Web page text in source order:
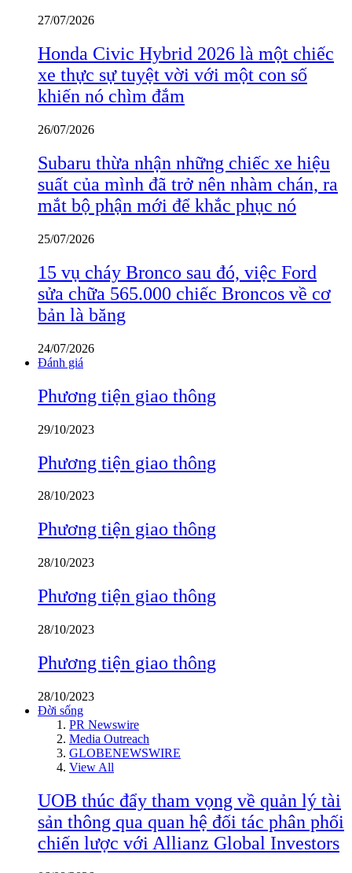
27/07/2026
Honda Civic Hybrid 2026 là một chiếc
xe thực sự tuyệt vời với một con số
khiến nó chìm đắm
26/07/2026
Subaru thừa nhận những chiếc xe hiệu
suất của mình đã trở nên nhàm chán, ra
mắt bộ phận mới để khắc phục nó
25/07/2026
15 vụ cháy Bronco sau đó, việc Ford
sửa chữa 565.000 chiếc Broncos về cơ
bản là băng
24/07/2026
Đánh giá
Phương tiện giao thông
29/10/2023
Phương tiện giao thông
28/10/2023
Phương tiện giao thông
28/10/2023
Phương tiện giao thông
28/10/2023
Phương tiện giao thông
28/10/2023
Đời sống
PR Newswire
Media Outreach
GLOBENEWSWIRE
View All
UOB thúc đẩy tham vọng về quản lý tài
sản thông qua quan hệ đối tác phân phối
chiến lược với Allianz Global Investors